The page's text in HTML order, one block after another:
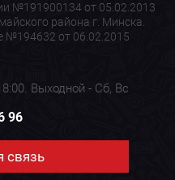
№191900134 от 05.02.2013
района г. Минска.
№194632 от 06.02.2015
Выходной - Сб, Вс
96
связь